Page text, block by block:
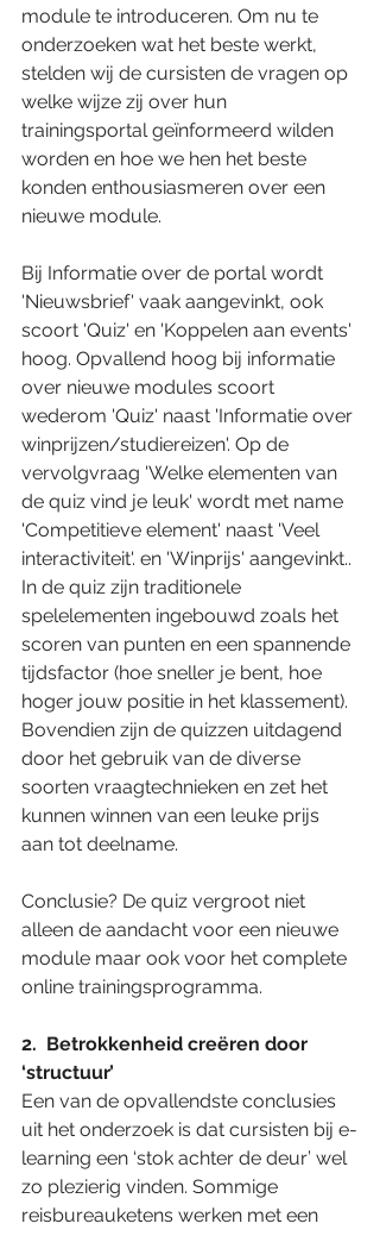
module te introduceren. Om nu te
onderzoeken wat het beste werkt,
stelden wij de cursisten de vragen op
welke wijze zij over hun
trainingsportal geïnformeerd wilden
worden en hoe we hen het beste
konden enthousiasmeren over een
nieuwe module.
Bij Informatie over de portal wordt
'Nieuwsbrief' vaak aangevinkt, ook
scoort 'Quiz' en 'Koppelen aan events'
hoog. Opvallend hoog bij informatie
over nieuwe modules scoort
wederom 'Quiz' naast 'Informatie over
winprijzen/studiereizen'. Op de
vervolgvraag 'Welke elementen van
de quiz vind je leuk' wordt met name
'Competitieve element' naast 'Veel
interactiviteit'. en 'Winprijs' aangevinkt..
In de quiz zijn traditionele
spelelementen ingebouwd zoals het
scoren van punten en een spannende
tijdsfactor (hoe sneller je bent, hoe
hoger jouw positie in het klassement).
Bovendien zijn de quizzen uitdagend
door het gebruik van de diverse
soorten vraagtechnieken en zet het
kunnen winnen van een leuke prijs
aan tot deelname.
Conclusie? De quiz vergroot niet
alleen de aandacht voor een nieuwe
module maar ook voor het complete
online trainingsprogramma.
2.  Betrokkenheid creëren door
‘structuur’
Een van de opvallendste conclusies
uit het onderzoek is dat cursisten bij e-
learning een ‘stok achter de deur’ wel
zo plezierig vinden. Sommige
reisbureauketens werken met een